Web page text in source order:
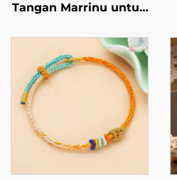
Tangan Marrinu untuk